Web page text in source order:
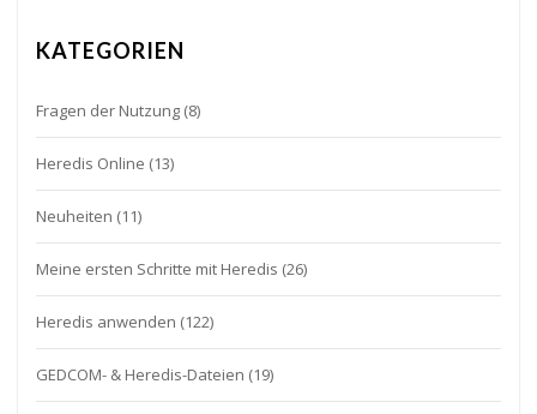
KATEGORIEN
Fragen der Nutzung (8)
Heredis Online (13)
Neuheiten (11)
Meine ersten Schritte mit Heredis (26)
Heredis anwenden (122)
GEDCOM- & Heredis-Dateien (19)